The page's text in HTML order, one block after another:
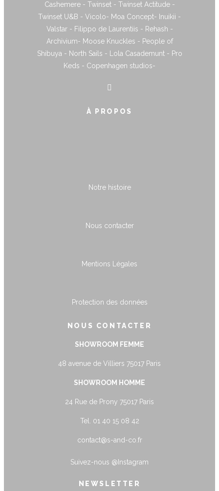
Cashemere - Twinset - Twinset Actitude -
Twinset U&B - Vicolo- Moa Concept- Inuikii -
Valstar - Filippo de Laurentiis - Rehash -
Archivium- Moose Knuckles - People of
Shibuya - North Sails - Lola Casademunt - Pro
Keds - Copenhagen studios-
À PROPOS
Notre histoire
Nous contacter
Mentions Légales
Protection des données
NOUS CONTACTER
SHOWROOM FEMME
48 avenue de Villiers 75017 Paris
SHOWROOM HOMME
24 Rue de Prony 75017 Paris
Tel. 01 40 15 08 42
contact@s-and-co.fr
Suivez-nous @Instagram
NEWSLETTER